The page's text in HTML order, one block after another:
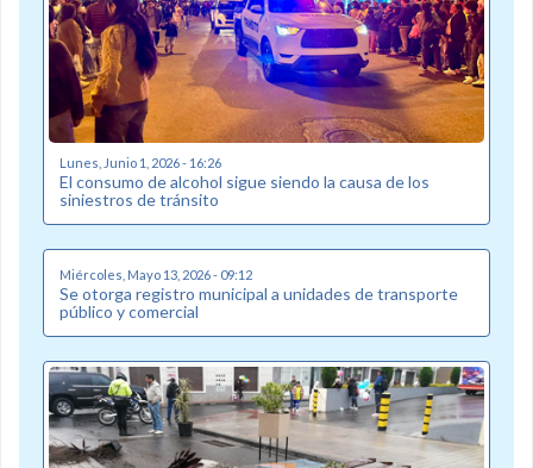
Lunes, Junio 1, 2026 - 16:26
El consumo de alcohol sigue siendo la causa de los
siniestros de tránsito
Miércoles, Mayo 13, 2026 - 09:12
Se otorga registro municipal a unidades de transporte
público y comercial